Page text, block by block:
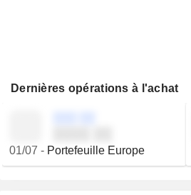
Dernières opérations à l'achat
01/07 - Portefeuille Europe